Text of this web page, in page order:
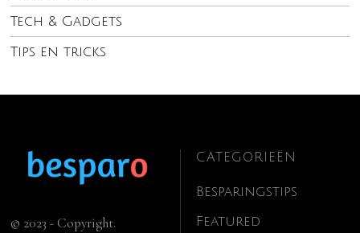
Tech & Gadgets
Tips en tricks
© 2023 - Copyright.
CATEGORIEËN
Besparingstips
Featured